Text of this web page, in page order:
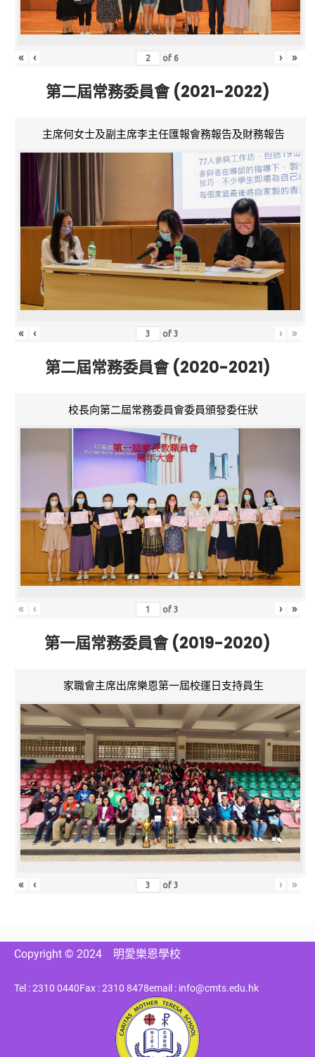
« ‹ of 6 › »
第二屆常務委員會 (2021-2022)
主席何女士及副主席李主任匯報會務報告及財務報告
« ‹ of3 › »
第二屆常務委員會 (2020-2021)
校長向第二屆常務委員會委員頒發委任狀
« ‹ of3 › »
第一屆常務委員會 (2019-2020)
家職會主席出席樂恩第一屆校運日支持員生
« ‹ of3 › »
Copyright © 2024 明愛樂恩學校
Tel : 2310 0440Fax : 2310 8478email : info@cmts.edu.hk